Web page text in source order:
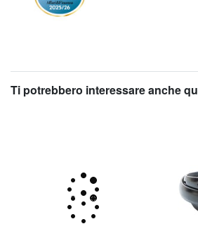
Ti potrebbero interessare anche